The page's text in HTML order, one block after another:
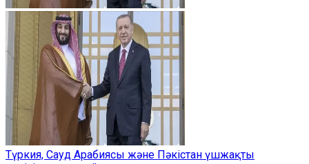
Түркия, Сауд Арабиясы және Пәкістан үшжақты